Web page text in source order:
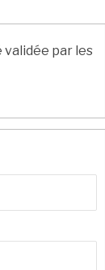
validée par les